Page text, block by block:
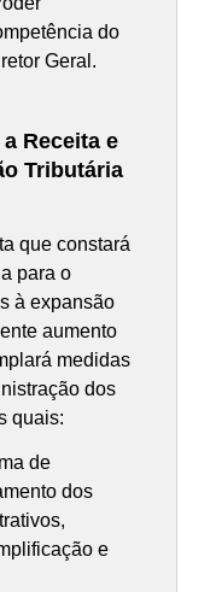
do
Geral.
Receita e
Tributária
que constará
para o
à expansão
aumento
medidas
dos
quais:
de
dos
e